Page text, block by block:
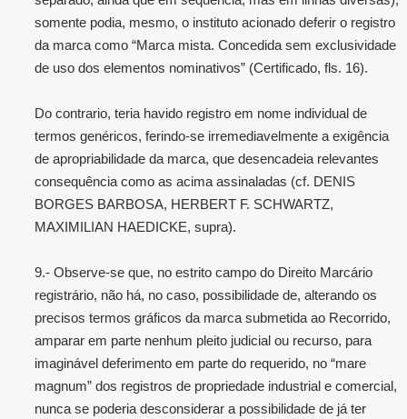
somente podia, mesmo, o instituto acionado deferir o registro
da marca como “Marca mista. Concedida sem exclusividade
de uso dos elementos nominativos” (Certificado, fls. 16).
Do contrario, teria havido registro em nome individual de
termos genéricos, ferindo-se irremediavelmente a exigência
de apropriabilidade da marca, que desencadeia relevantes
consequência como as acima assinaladas (cf. DENIS
BORGES BARBOSA, HERBERT F. SCHWARTZ,
MAXIMILIAN HAEDICKE, supra).
9.- Observe-se que, no estrito campo do Direito Marcário
registrário, não há, no caso, possibilidade de, alterando os
precisos termos gráficos da marca submetida ao Recorrido,
amparar em parte nenhum pleito judicial ou recurso, para
imaginável deferimento em parte do requerido, no “mare
magnum” dos registros de propriedade industrial e comercial,
nunca se poderia desconsiderar a possibilidade de já ter